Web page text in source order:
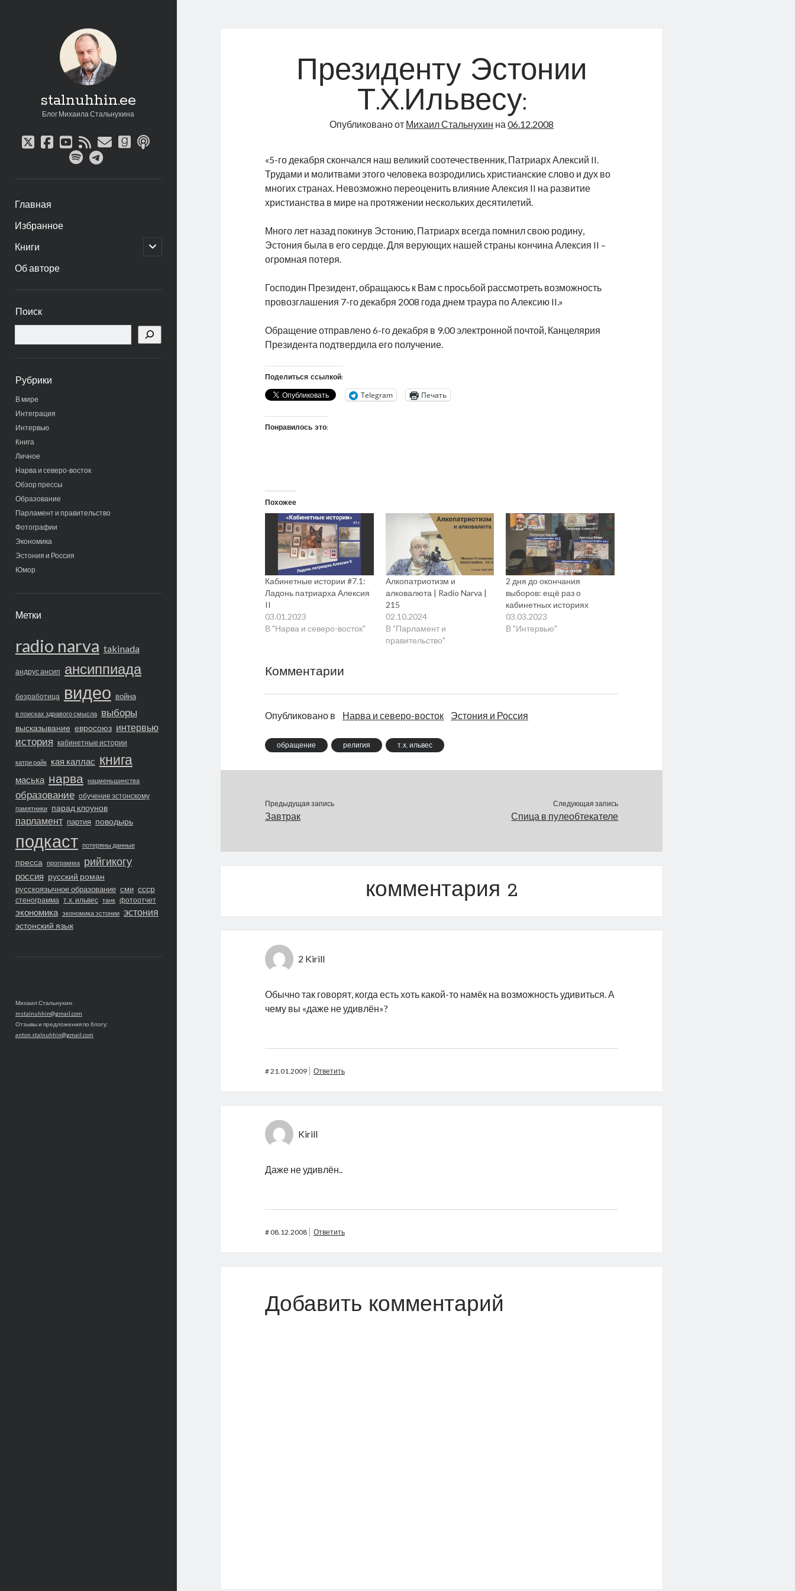
stalnuhhin.ee
Блог Михаила Стальнухина
twitter
facebook
youtube
rssemailgoodreads
podcast
spotifytelegram
Главная
Избранное
Книги
открыть
дочернее
Об авторе
панель
Поиск
Рубрики
В мире
Интеграция
Интервью
Книга
Личное
Нарва и северо-восток
Обзор прессы
Образование
Парламент и правительство
Фотографии
Экономика
Эстония и Россия
Юмор
Метки
radio narva takinada
андрус ансип ансиппиада
безработица видео война
в поисках здравого смысла выборы
высказывание евросоюз интервью
история кабинетные истории
катри райк кая каллас книга
маська нарва нацменьшинства
образование обучение эстонскому
памятники парад клоунов
парламент партия поводырь
подкаст потеряны данные
пресса программа рийгикогу
россия русский роман
русскоязычное образование сми ссср
стенограмма т.х. ильвес танк фотоотчет
экономика экономика эстонии эстония
эстонский язык
Михаил Стальнухин:
mstalnuhhin@gmail.com
Отзывы и предложения по блогу:
anton.stalnuhhin@gmail.com
Президенту Эстонии
Т.Х.Ильвесу:
Опубликовано от Михаил Стальнухин на06.12.2008
«5-го декабря скончался наш великий соотечественник, Патриарх Алексий II.
Трудами и молитвами этого человека возродились христианские слово и дух во
многих странах. Невозможно переоценить влияние Алексия II на развитие
христианства в мире на протяжении нескольких десятилетий.
Много лет назад покинув Эстонию, Патриарх всегда помнил свою родину,
Эстония была в его сердце. Для верующих нашей страны кончина Алексия II –
огромная потеря.
Господин Президент, обращаюсь к Вам с просьбой рассмотреть возможность
провозглашения 7-го декабря 2008 года днем траура по Алексию II.»
Обращение отправлено 6-го декабря в 9.00 электронной почтой, Канцелярия
Президента подтвердила его получение.
Поделиться ссылкой:
Telegram Печать
Понравилось это:
Похожее
Кабинетные истории #7.1:
Ладонь патриарха Алексия
II
03.01.2023
В "Нарва и северо-восток"
Алкопатриотизм и
алковалюта | Radio Narva |
215
02.10.2024
В "Парламент и
правительство"
2 дня до окончания
выборов: ещё раз о
кабинетных историях
03.03.2023
В "Интервью"
Комментарии
Опубликовано в Нарва и северо-восток Эстония и Россия
обращение религия т.х. ильвес
Предыдущая запись
Завтрак
Следующая запись
Спица в пулеобтекателе
комментария 2
2 Kirill
Обычно так говорят, когда есть хоть какой-то намёк на возможность удивиться. А
чему вы «даже не удивлён»?
#21.01.2009 Ответить
Kirill
Даже не удивлён..
#08.12.2008 Ответить
Добавить комментарий